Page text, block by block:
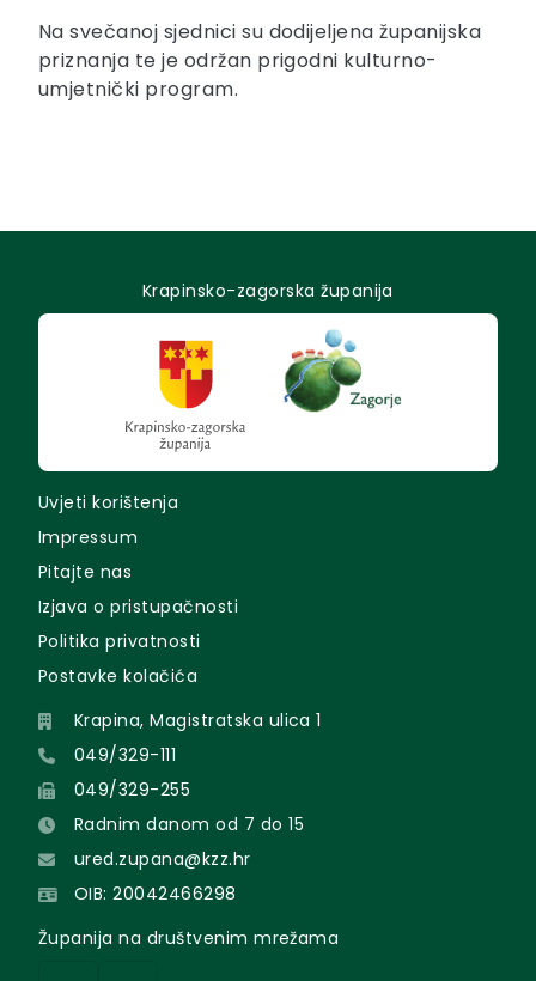
Na svečanoj sjednici su dodijeljena županijska
priznanja te je održan prigodni kulturno-
umjetnički program.
Krapinsko-zagorska županija
Uvjeti korištenja
Impressum
Pitajte nas
Izjava o pristupačnosti
Politika privatnosti
Postavke kolačića
Krapina, Magistratska ulica 1
049/329-111
049/329-255
Radnim danom od 7 do 15
ured.zupana@kzz.hr
OIB: 20042466298
Županija na društvenim mrežama